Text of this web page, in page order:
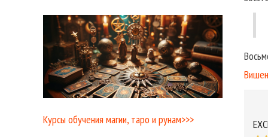
Курсы обучения магии, таро и рунам>>>